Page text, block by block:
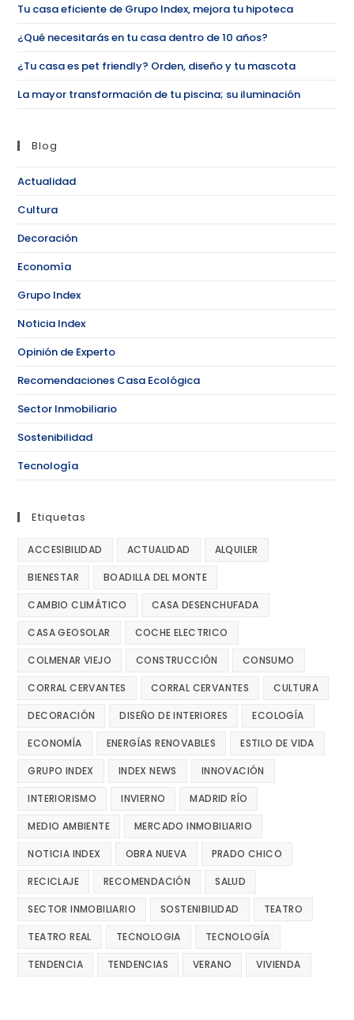
Tu casa eficiente de Grupo Index, mejora tu hipoteca
¿Qué necesitarás en tu casa dentro de 10 años?
¿Tu casa es pet friendly? Orden, diseño y tu mascota
La mayor transformación de tu piscina; su iluminación
Blog
Actualidad
Cultura
Decoración
Economía
Grupo Index
Noticia Index
Opinión de Experto
Recomendaciones Casa Ecológica
Sector Inmobiliario
Sostenibilidad
Tecnología
Etiquetas
ACCESIBILIDAD ACTUALIDAD ALQUILER
BIENESTAR BOADILLA DEL MONTE
CAMBIO CLIMÁTICO CASA DESENCHUFADA
CASA GEOSOLAR COCHE ELECTRICO
COLMENAR VIEJO CONSTRUCCIÓN CONSUMO
CORRAL CERVANTES CORRAL CERVANTES CULTURA
DECORACIÓN DISEÑO DE INTERIORES ECOLOGÍA
ECONOMÍA ENERGÍAS RENOVABLES ESTILO DE VIDA
GRUPO INDEX INDEX NEWS INNOVACIÓN
INTERIORISMO INVIERNO MADRID RÍO
MEDIO AMBIENTE MERCADO INMOBILIARIO
NOTICIA INDEX OBRA NUEVA PRADO CHICO
RECICLAJE RECOMENDACIÓN SALUD
SECTOR INMOBILIARIO SOSTENIBILIDAD TEATRO
TEATRO REAL TECNOLOGIA TECNOLOGÍA
TENDENCIA TENDENCIAS VERANO VIVIENDA